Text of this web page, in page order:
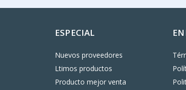
ESPECIAL
Nuevos proveedores
Ltimos productos
Producto mejor venta